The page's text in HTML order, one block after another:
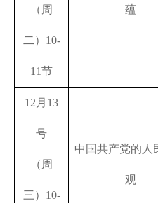
（周
二） 10-
11节
蕴
12 月 13
号
（周
三） 10-
中国共产党的人
观